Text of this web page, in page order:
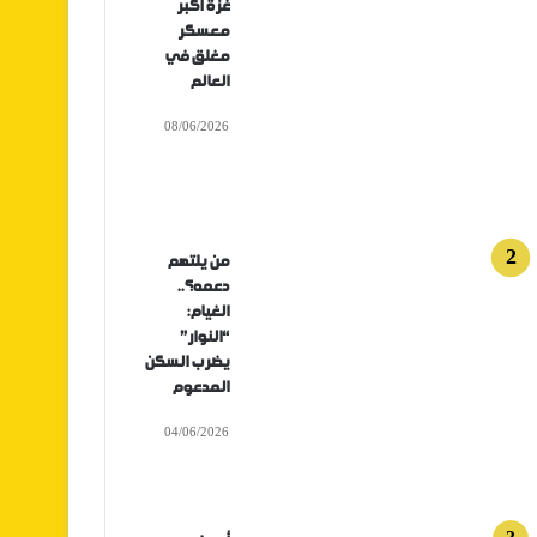
غزة أكبر
معسكر
مغلق في
العالم
08/06/2026
من يلتهم
دعمه؟..
الغيام:
“النوار”
يضرب السكن
المدعوم
04/06/2026